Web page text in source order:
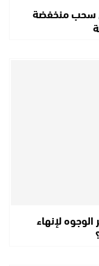
سحب منخفضة
لإنهاء